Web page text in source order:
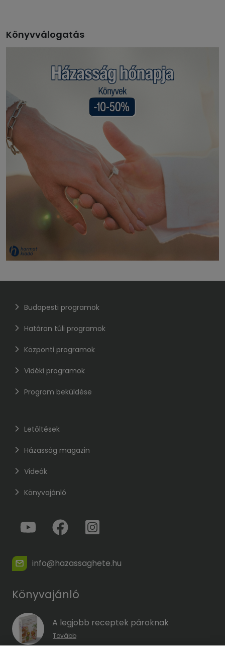
Könyvválogatás
Budapesti programok
Határon túli programok
Központi programok
Vidéki programok
Program beküldése
Letöltések
Házasság magazin
Videók
Könyvajánló
info@hazassaghete.hu
Könyvajánló
A legjobb receptek pároknak
Tovább